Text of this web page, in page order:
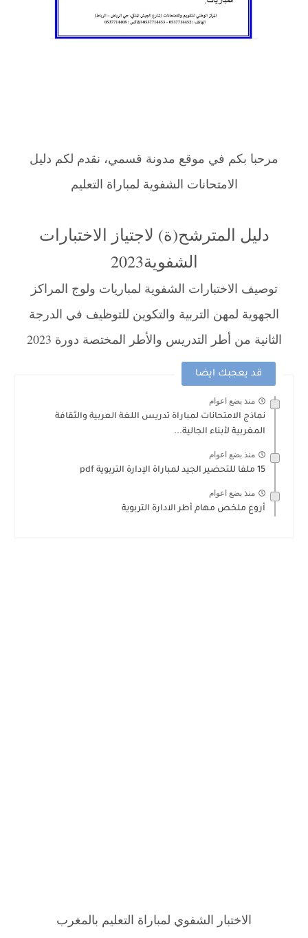
مرحبا بكم في موقع مدونة قسمي، نقدم لكم دليل
الامتحانات الشفوية لمباراة التعليم
دليل المترشح(ة) لاجتياز الاختبارات
الشفوية2023
توصيف الاختبارات الشفوية لمباريات ولوج المراكز
الجهوية لمهن التربية والتكوين للتوظيف في الدرجة
الثانية من أطر التدريس والأطر المختصة دورة 2023
قد يعجبك ايضا
منذ بضع اعوام
نماذج الامتحانات لمباراة تدريس اللغة العربية والثقافة
المغربية لأبناء الجالية...
منذ بضع اعوام
15 ملفا للتحضير الجيد لمباراة الإدارة التربوية pdf
منذ بضع اعوام
أروع ملخص مهام أطر الادارة التربوية
الاختبار الشفوي لمباراة التعليم بالمغرب